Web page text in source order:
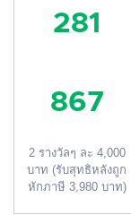
281
867
2 รางวัลๆ ละ 4,000
บาท (รับสุทธิหลังถูก
หักภาษี 3,980 บาท)